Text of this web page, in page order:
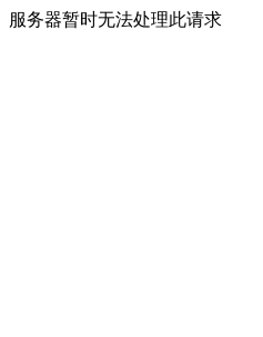
服务器暂时无法处理此请求